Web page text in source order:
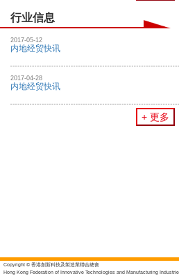
行业信息
2017-05-12
内地经贸快讯
2017-04-28
内地经贸快讯
+ 更多
Copyright © 香港創新科技及製造業聯合總會
Hong Kong Federation of Innovative Technologies and Manufacturing